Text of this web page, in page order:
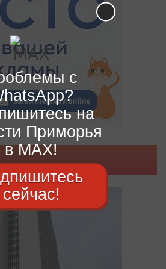
с
на
Приморья
в MAX!
сейчас!